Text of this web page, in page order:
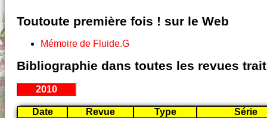
Toutoute première fois ! sur le Web
Mémoire de Fluide.G
Bibliographie dans toutes les revues
2010
Date Revue Type Série